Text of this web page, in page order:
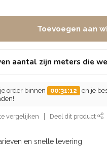
Toevoegen aan
aantal zijn meters die
order binnen 00:31:12
en je
vergelijken Deel dit product
en snelle levering